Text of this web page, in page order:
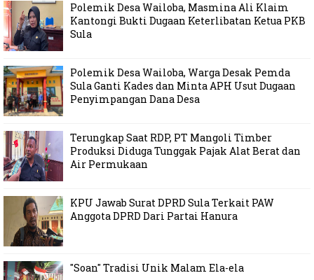
Polemik Desa Wailoba, Masmina Ali Klaim
Kantongi Bukti Dugaan Keterlibatan Ketua PKB
Sula
Polemik Desa Wailoba, Warga Desak Pemda
Sula Ganti Kades dan Minta APH Usut Dugaan
Penyimpangan Dana Desa
Terungkap Saat RDP, PT Mangoli Timber
Produksi Diduga Tunggak Pajak Alat Berat dan
Air Permukaan
KPU Jawab Surat DPRD Sula Terkait PAW
Anggota DPRD Dari Partai Hanura
"Soan" Tradisi Unik Malam Ela-ela